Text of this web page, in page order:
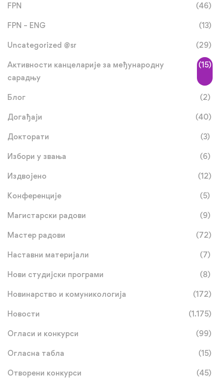
FPN (46)
FPN – ENG (13)
Uncategorized @sr (29)
Активности канцеларије за међународну
сарадњу
(15)
Блог (2)
Догађаји (40)
Докторати (3)
Избори у звања (6)
Издвојено (12)
Конференције (5)
Магистарски радови (9)
Мастер радови (72)
Наставни материјали (7)
Нови студијски програми (8)
Новинарство и комуникологија (172)
Новости (1.175)
Огласи и конкурси (99)
Огласна табла (15)
Отворени конкурси (45)